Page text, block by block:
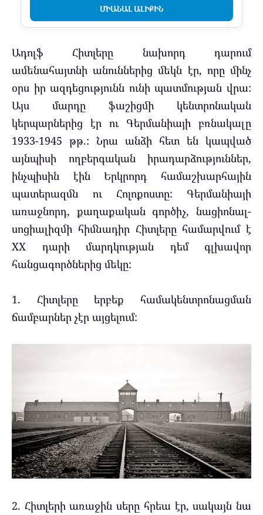
ՄԻԱՆԱԼ ԱԼԻՔԻՆ
Ադոլֆ Հիտլերը նախորդ դարում
ամենահայտնի անուններից մեկն էր, որը մինչ
օրս իր ազդեցությունն ունի պատմության վրա:
Այս մարդը ֆաշիցմի կենտրոնական
կերպարներից էր ու Գերմանիայի բռնակալը
1933-1945 թթ.: Նրա անձի հետ են կապված
այնպիսի ողբերգական իրադարձություններ,
ինչպիսին էին Երկրորդ համաշխարհային
պատերազմն ու Հոլոքոստը: Գերմանիայի
առաջնորդ, քաղաքական գործիչ, նացիոնալ-
սոցիալիզմի հիմնադիր Հիտլերը համարվում է
XX դարի մարդկության դեմ գլխավոր
հանցագործներից մեկը:
1. Հիտլերը երբեք համակենտրոնացման
ճամբարներ չէր այցելում:
2. Հիտլերի առաջին սերը հրեա էր, սակայն նա